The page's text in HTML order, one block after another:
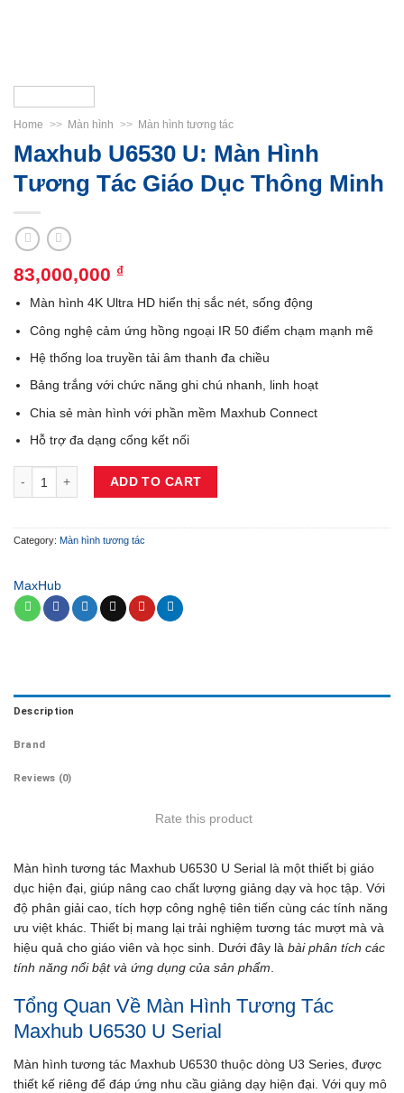
Home >> Màn hình >> Màn hình tương tác
Maxhub U6530 U: Màn Hình
Tương Tác Giáo Dục Thông Minh
83,000,000 ₫
Màn hình 4K Ultra HD hiển thị sắc nét, sống động
Công nghệ cảm ứng hồng ngoại IR 50 điểm chạm mạnh mẽ
Hệ thống loa truyền tải âm thanh đa chiều
Bảng trắng với chức năng ghi chú nhanh, linh hoạt
Chia sẻ màn hình với phần mềm Maxhub Connect
Hỗ trợ đa dạng cổng kết nối
Maxhub U6530 U: Màn Hình Tương Tác Giáo Dục Thông Minh
ADD TO CART
Category: Màn hình tương tác
MaxHub
Description
Brand
Reviews (0)
Rate this product
Màn hình tương tác Maxhub U6530 U Serial là một thiết bị giáo
dục hiện đại, giúp nâng cao chất lượng giảng dạy và học tập. Với
độ phân giải cao, tích hợp công nghệ tiên tiến cùng các tính năng
ưu việt khác. Thiết bị mang lại trải nghiệm tương tác mượt mà và
hiệu quả cho giáo viên và học sinh. Dưới đây là bài phân tích các
tính năng nổi bật và ứng dụng của sản phẩm.
Tổng Quan Về Màn Hình Tương Tác
Maxhub U6530 U Serial
Màn hình tương tác Maxhub U6530 thuộc dòng U3 Series, được
thiết kế riêng để đáp ứng nhu cầu giảng dạy hiện đại. Với quy mô